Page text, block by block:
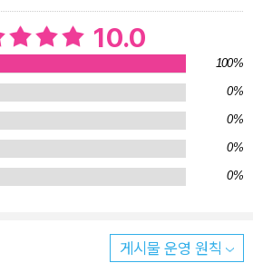
. 그는 장교 복무 중에 붙잡혀 체포와
적인 대우를 받았다. 또 물리와 수학
에, 나중에는 암에 걸렸다는 사실 때문
다른 죄수들보다 편한(?) 생활을 하고
살아남은 것에 만족하지 않고, 자기 자
이야기를 그러모아 이 책을 만들었다.
사와 진실의 전모를 한 사람의 글로 밝
겠지만, 과연 수용도군도의 세계가 어떤
10.0
100%
0%
0%
0%
0%
게시물 운영 원칙